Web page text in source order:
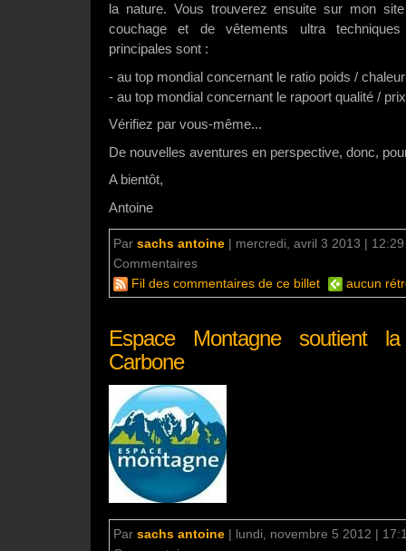
la nature. Vous trouverez ensuite sur mon
couchage et de vêtements ultra
principales sont :
- au top mondial concernant le ratio poids / chaleur
- au top mondial concernant le rapoort qualité / prix
Vérifiez par vous-même...
De nouvelles aventures en perspective, donc,
A bientôt,
Antoine
Par sachs antoine | mercredi, avril 3 2013 | 12:29
Commentaires
Fil des commentaires de ce billet
aucun
Espace Montagne soutient
Carbone
Par sachs antoine | lundi, novembre 5 2012 |